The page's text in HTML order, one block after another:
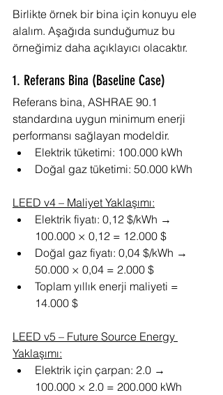
Birlikte örnek bir bina için konuyu ele
alalım. Aşağıda sunduğumuz bu
örneğimiz daha açıklayıcı olacaktır.
1. Referans Bina (Baseline Case)
Referans bina, ASHRAE 90.1
standardına uygun minimum enerji
performansı sağlayan modeldir.
Elektrik tüketimi: 100.000 kWh
Doğal gaz tüketimi: 50.000 kWh
LEED v4 – Maliyet Yaklaşımı:
Elektrik fiyatı: 0,12 $/kWh →
100.000 × 0,12 = 12.000 $
Doğal gaz fiyatı: 0,04 $/kWh →
50.000 × 0,04 = 2.000 $
Toplam yıllık enerji maliyeti =
14.000 $
LEED v5 – Future Source Energy
Yaklaşımı:
Elektrik için çarpan: 2.0 →
100.000 × 2.0 = 200.000 kWh